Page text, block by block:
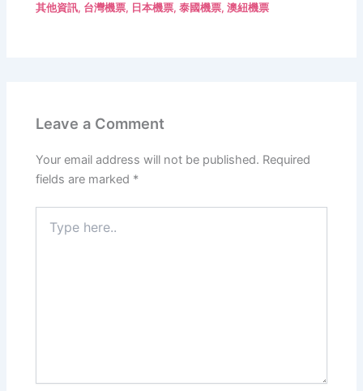
其他資訊, 台灣機票, 日本機票,泰國機票,澳紐機票
Leave a Comment
Your email address will not be published. Required
fields are marked *
here..